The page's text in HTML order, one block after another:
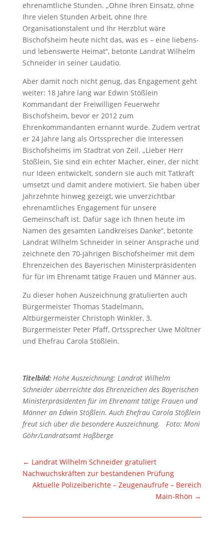
ehrenamtliche Stunden. „Ohne Ihren Einsatz, ohne
Ihre vielen Stunden Arbeit, ohne Ihre
Organisationstalent und Ihr Herzblut wäre
Bischofsheim heute nicht das, was es – eine liebens-
und lebenswerte Heimat“, betonte Landrat Wilhelm
Schneider in seiner Laudatio.
Aber damit noch nicht genug, das Engagement geht
weiter: 18 Jahre lang war Edwin Stößlein
Kommandant der Freiwilligen Feuerwehr
Bischofsheim, bevor er 2012 zum
Ehrenkommandanten ernannt wurde. Zudem vertrat
er 24 Jahre lang als Ortssprecher die Interessen
Bischofsheims im Stadtrat von Zeil. „Lieber Herr
Stößlein, Sie sind ein echter Macher, einer, der nicht
nur Ideen entwickelt, sondern sie auch mit Tatkraft
umsetzt und damit andere motiviert. Sie haben über
Jahrzehnte hinweg gezeigt, wie unverzichtbar
ehrenamtliches Engagement für unsere
Gemeinschaft ist. Dafür sage ich Ihnen heute im
Namen des gesamten Landkreises Danke“, betonte
Landrat Wilhelm Schneider in seiner Ansprache und
zeichnete den 70-jährigen Bischofsheimer mit dem
Ehrenzeichen des Bayerischen Ministerpräsidenten
für für im Ehrenamt tätige Frauen und Männer aus.
Zu dieser hohen Auszeichnung gratulierten auch
Bürgermeister Thomas Stadelmann,
Altbürgermeister Christoph Winkler, 3.
Bürgermeister Peter Pfaff, Ortssprecher Uwe Möltner
und Ehefrau Carola Stößlein.
Titelbild: Hohe Auszeichnung: Landrat Wilhelm
Schneider überreichte das Ehrenzeichen des Bayerischen
Ministerpräsidenten für im Ehrenamt tätige Frauen und
Männer an Edwin Stößlein. Auch Ehefrau Carola Stößlein
freut sich über die besondere Auszeichnung.
Foto: Moni
Göhr/Landratsamt Haßberge
← Landrat Wilhelm Schneider gratuliert
Nachwuchskräften zur bestandenen Prüfung
Aktuelle Polizeiberichte – Zeugenaufrufe – Bereich
Main-Rhön →